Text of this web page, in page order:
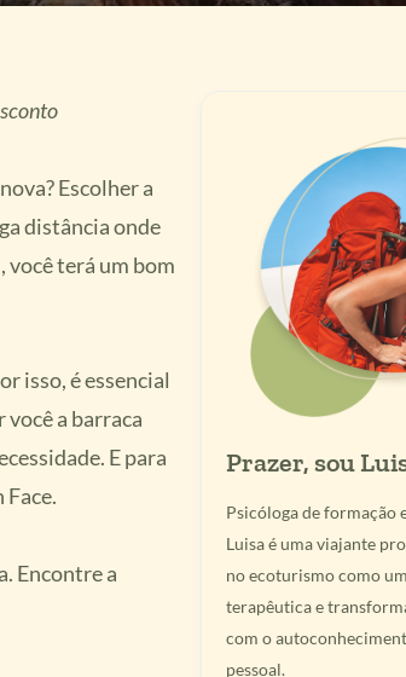
Escolher a
distância onde
você terá um bom
isso, é essencial
a barraca
E para
Encontre a
Prazer, sou
Psicóloga de formação
Luisa é uma viajante
no ecoturismo como
terapêutica e
com o
pessoal.